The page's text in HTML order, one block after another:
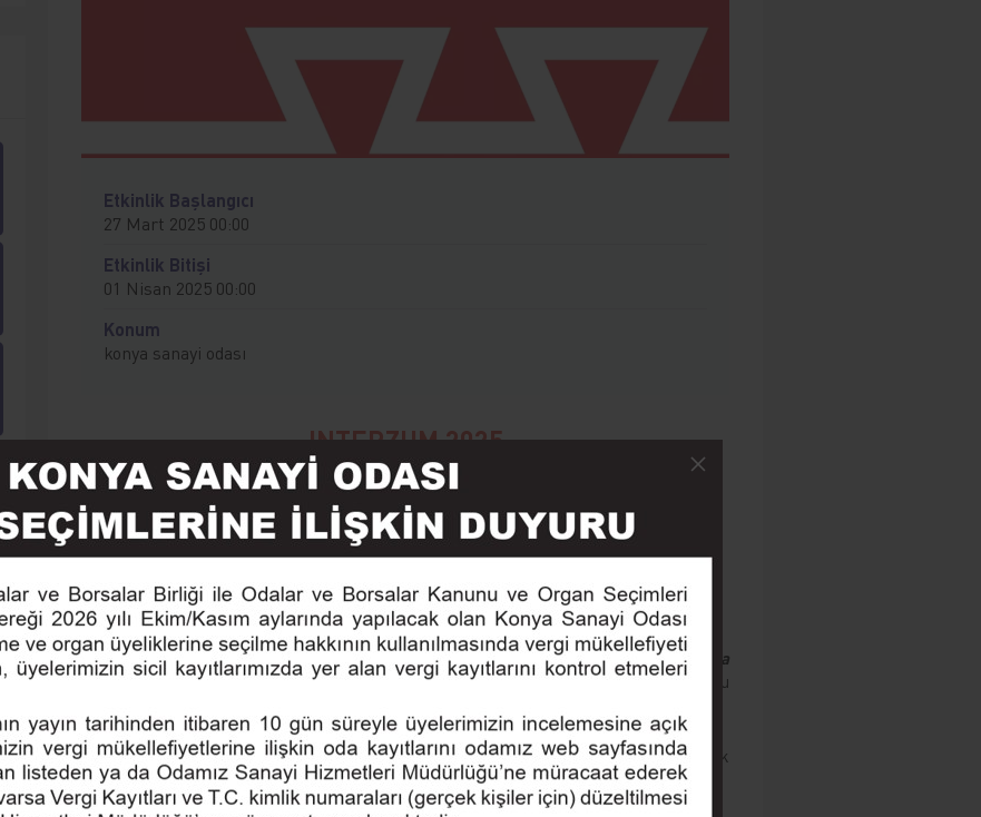
Etkinlik Başlangıcı
27 Mart 2025 00:00
Etkinlik Bitişi
01 Nisan 2025 00:00
Konum
konya sanayi odası
INTERZUM 2025
Uluslararası Mobilya Üretim Fuarı
Ziyaret Programı
Sayın Üyemiz,
Odamız, Guangzhou’da gerçekleşecek olan
INTERZUM 2025 Uluslararası Mobilya
Üretim Fuarıkapsamında27 Mart – 1 Nisan 2025tarihlerinde bir ziyaret organizasyonu
Fuar ziyaret programı ücreti çift kişilik odada kişi başı yaklaşık2750 USDdur. Tek kişilik
konaklama ile3025 USDolacaktır.